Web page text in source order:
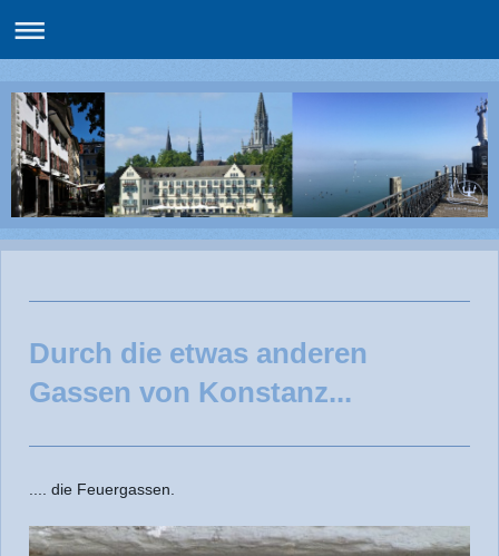
Durch die etwas anderen
Gassen von Konstanz...
.... die Feuergassen.